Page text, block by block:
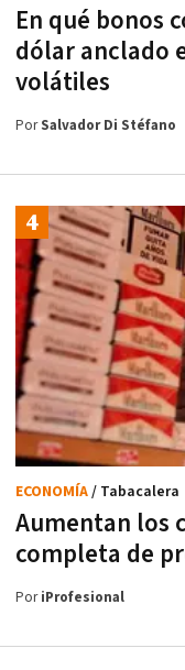
En qué bonos
dólar anclado
volátiles
PorSalvador Di Stéfano
Aumentan los
completa de
ECONOMÍA/ Tabacalera
PoriProfesional